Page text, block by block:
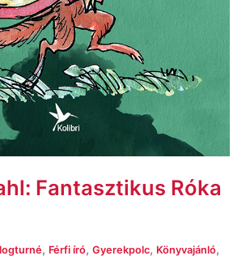
Fantasztikus Róka
, Férfi író, Gyerekpolc, Könyvajánló,